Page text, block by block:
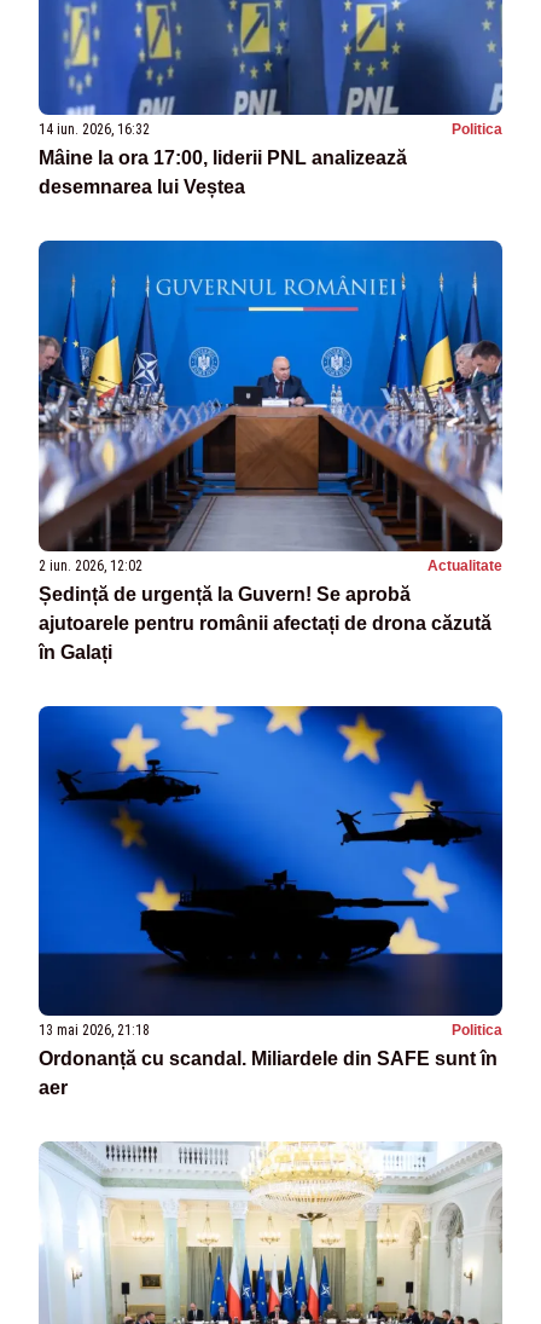
14 iun. 2026, 16:32 Politica
Mâine la ora 17:00, liderii PNL analizează
desemnarea lui Veștea
2 iun. 2026, 12:02 Actualitate
Ședință de urgență la Guvern! Se aprobă
ajutoarele pentru românii afectați de drona căzută
în Galați
13 mai 2026, 21:18 Politica
Ordonanță cu scandal. Miliardele din SAFE sunt în
aer